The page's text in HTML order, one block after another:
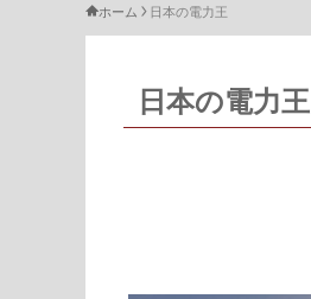
ホーム 日本の電力王
日本の電力王